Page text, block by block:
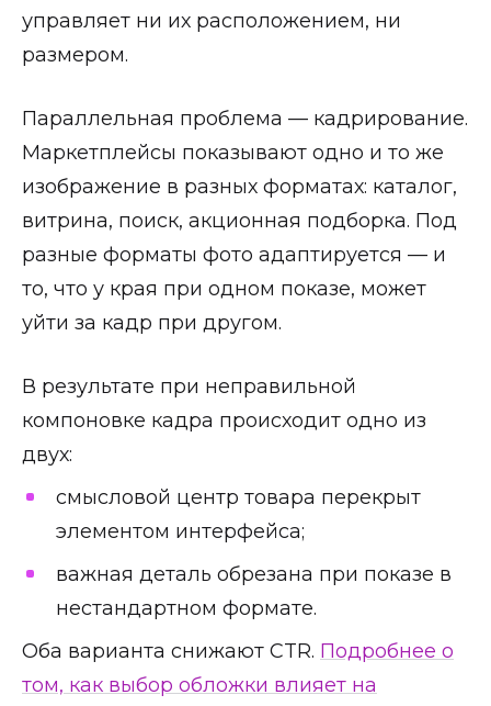
управляет ни их расположением, ни
размером.
Параллельная проблема — кадрирование.
Маркетплейсы показывают одно и то же
изображение в разных форматах: каталог,
витрина, поиск, акционная подборка. Под
разные форматы фото адаптируется — и
то, что у края при одном показе, может
уйти за кадр при другом.
В результате при неправильной
компоновке кадра происходит одно из
двух:
смысловой центр товара перекрыт
элементом интерфейса;
важная деталь обрезана при показе в
нестандартном формате.
Оба варианта снижают CTR. Подробнее о
том, как выбор обложки влияет на